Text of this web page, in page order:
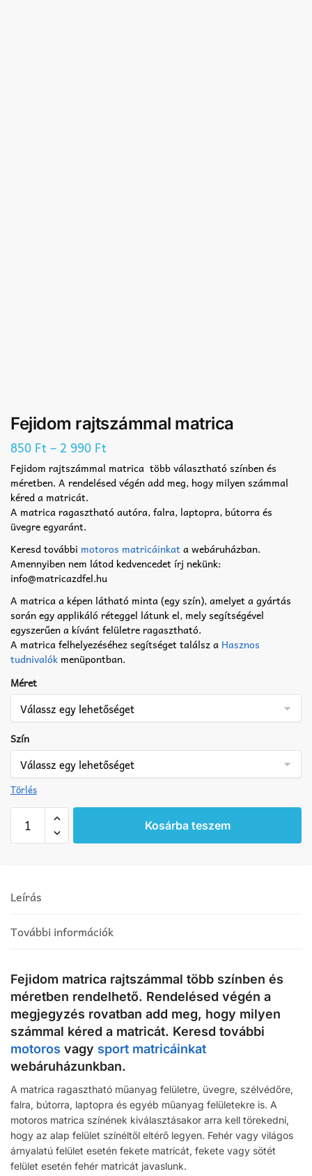
Fejidom rajtszámmal matrica
850 Ft– 2 990 Ft
Fejidom rajtszámmal matrica több választható színben és
méretben. A rendelésed végén add meg, hogy milyen számmal
kéred a matricát.
A matrica ragasztható autóra, falra, laptopra, bútorra és
üvegre egyaránt.
Keresd további motoros matricáinkata webáruházban.
Amennyiben nem látod kedvencedet írj nekünk:
info@matricazdfel.hu
A matrica a képen látható minta (egy szín), amelyet a gyártás
során egy applikáló réteggel látunk el, mely segítségével
egyszerűen a kívánt felületre ragasztható.
A matrica felhelyezéséhez segítséget találsz a Hasznos
tudnivalók menüpontban.
Méret
Szín
Törlés
rajtszámmal
matrica
Kosárba teszem
Leírás
További információk
Fejidom matrica rajtszámmal több színben és
méretben rendelhető. Rendelésed végén a
megjegyzés rovatban add meg, hogy milyen
számmal kéred a matricát. Keresd további
motoros vagy sport matricáinkat
webáruházunkban.
A matrica ragasztható műanyag felületre, üvegre, szélvédőre,
falra, bútorra, laptopra és egyéb műanyag felületekre is. A
motoros matrica színének kiválasztásakor arra kell törekedni,
hogy az alap felület színéltől eltérő legyen. Fehér vagy világos
árnyalatú felület esetén fekete matricát, fekete vagy sötét
felület esetén fehér matricát javaslunk.